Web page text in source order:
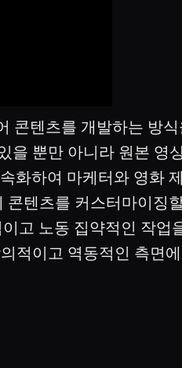
콘텐츠를 개발하는 방
을 뿐만 아니라 원본 영
화하여 마케터와 영화
텐츠를 커스터마이징
고 노동 집약적인 작업
적이고 역동적인 측면